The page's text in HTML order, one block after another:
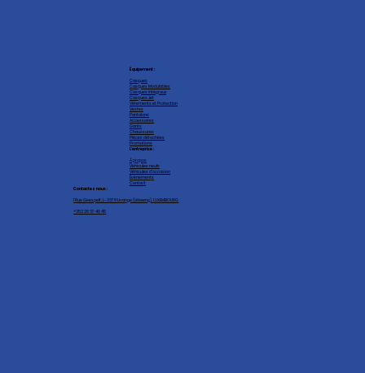
Équipement :
Casques
Casques Modulables
Casques intégraux
Casques Jet
Vêtements et Protection
Vestes
Pantalons
Accessoires
Gants
Chaussures
Pièces détachées
Promotions
L'entreprise :
À propos
Véhicules neufs
Véhicules d'occasion
Événements
Contact
Contactez nous :
1 Rue Geespelt, L-3378 Livange (Léiweng), LUXEMBOURG
+352 26 37 40 45